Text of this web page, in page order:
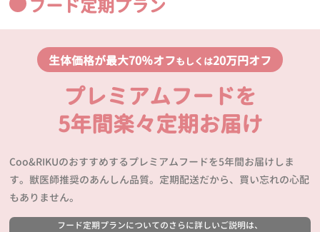
フード定期プラン
生体価格が最大70％オフもしくは20万円オフ
プレミアムフードを
5年間楽々定期お届け
Coo&RIKUのおすすめするプレミアムフードを5年間お届けしま
す。獣医師推奨のあんしん品質。定期配送だから、買い忘れの心配
もありません。
フード定期プランについてのさらに詳しいご説明は、